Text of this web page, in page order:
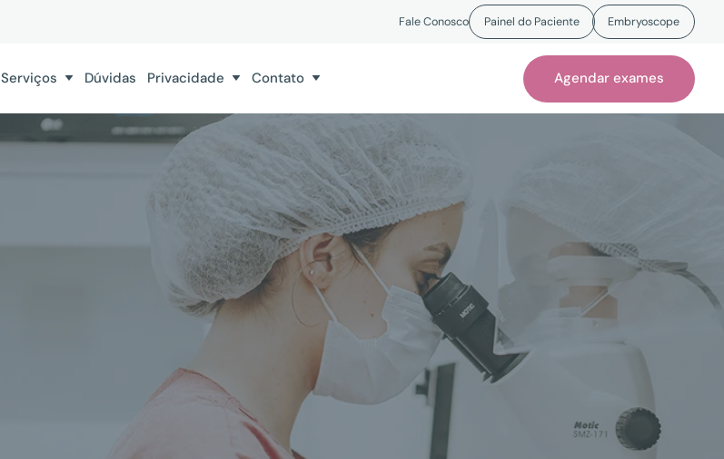
Fale Conosco Painel do Paciente Embryoscope
Agendar exames
Serviços Dúvidas Privacidade Contato